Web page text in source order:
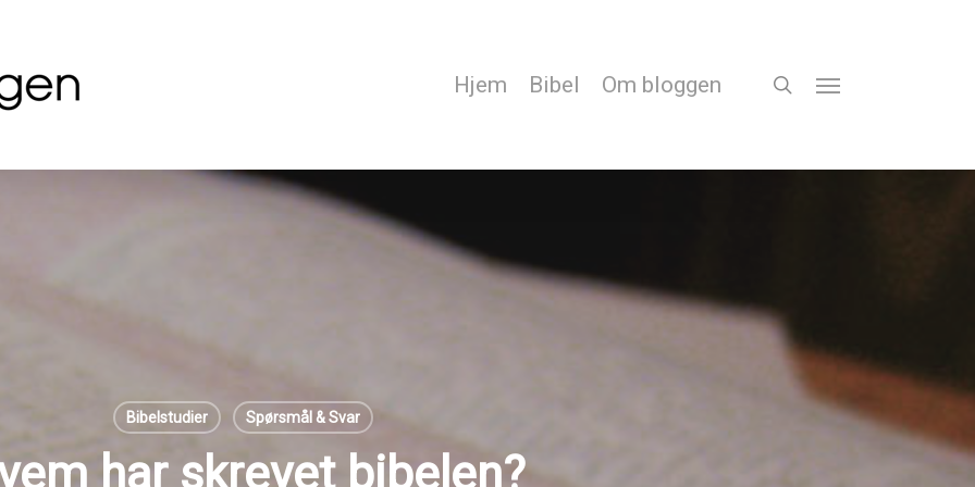
Hjem Bibel Om bloggen search
Menu
Bibelstudier Spørsmål & Svar
har skrevet bibelen?